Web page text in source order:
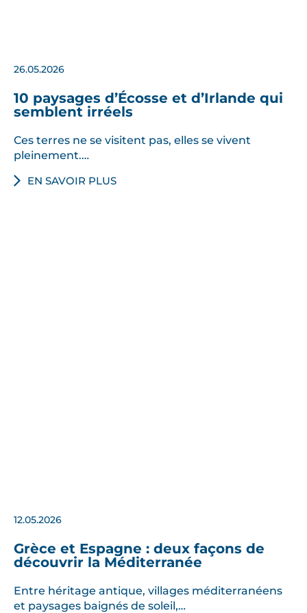
26.05.2026
10 paysages d’Écosse et d’Irlande qui
semblent irréels
Ces terres ne se visitent pas, elles se vivent
pleinement.…
EN SAVOIR PLUS
12.05.2026
Grèce et Espagne : deux façons de
découvrir la Méditerranée
Entre héritage antique, villages méditerranéens
et paysages baignés de soleil,…